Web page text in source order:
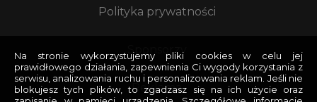
Polityka prywatności
Sponsorzy
Reklama
Na stronie wykorzystujemy pliki cookies w celu jej
prawidłowego działania, zapewnienia Ci wygody korzystania z
serwisu, analizowania ruchu i personalizowania reklam. Jeśli nie
blokujesz tych plików, to zgadzasz się na ich użycie oraz